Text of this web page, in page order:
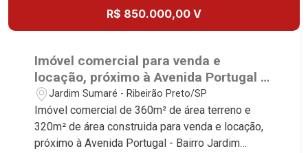
R$ 850.000,00 V
Imóvel comercial para venda e
locação, próximo à Avenida Portugal -
Ribeirão Preto/SP.
Jardim Sumaré - Ribeirão Preto/SP
Imóvel comercial de 360m² de área terreno e
320m² de área construida para venda e locação,
próximo à Avenida Portugal - Bairro Jardim